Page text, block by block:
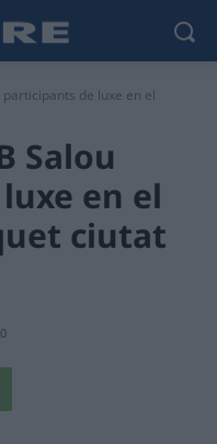
de luxe en el
Salou
en el
ciutat